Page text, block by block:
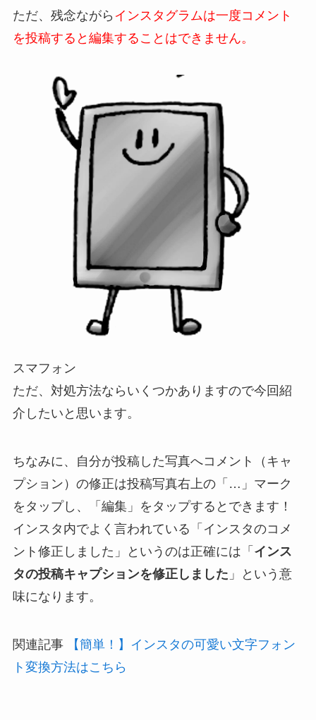
ただ、残念ながら インスタグラムは一度コメント
を投稿すると編集することはできません。
スマフォン
ただ、対処方法ならいくつかありますので今回紹
介したいと思います。
ちなみに、
自分が投稿した写真へコメント（キャ
プション）の修正は投稿写真右上の「…」マーク
をタップし、「編集」をタップするとできます！
インスタ内でよく言われている「インスタのコメ
ント修正しました」というのは正確には「 インス
タの投稿キャプションを修正しました 」という意
味になります。
関連記事
【簡単！】インスタの可愛い文字フォン
ト変換方法はこちら